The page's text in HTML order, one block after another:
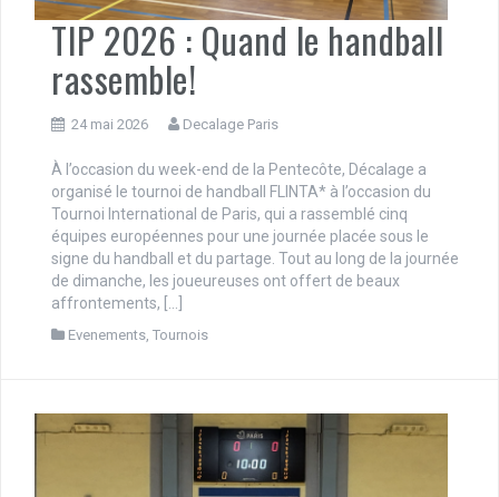
TIP 2026 : Quand le handball
rassemble!
24 mai 2026 Decalage Paris
À l’occasion du week-end de la Pentecôte, Décalage a
organisé le tournoi de handball FLINTA* à l’occasion du
Tournoi International de Paris, qui a rassemblé cinq
équipes européennes pour une journée placée sous le
signe du handball et du partage. Tout au long de la journée
de dimanche, les joueureuses ont offert de beaux
affrontements, […]
Evenements, Tournois